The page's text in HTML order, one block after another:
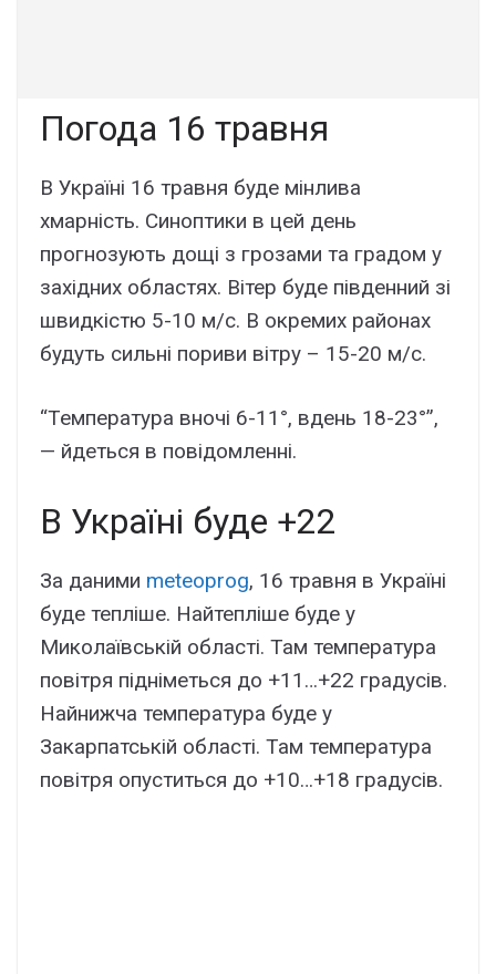
Погода 16 травня
В Україні 16 травня буде мінлива
хмарність. Синоптики в цей день
прогнозують дощі з грозами та градом у
західних областях. Вітер буде південний зі
швидкістю 5-10 м/с. В окремих районах
будуть сильні пориви вітру – 15-20 м/с.
“Температура вночі 6-11°, вдень 18-23°”,
— йдеться в повідомленні.
В Україні буде +22
За даними meteoprog, 16 травня в Україні
буде тепліше. Найтепліше буде у
Миколаївській області. Там температура
повітря підніметься до +11…+22 градусів.
Найнижча температура буде у
Закарпатській області. Там температура
повітря опуститься до +10…+18 градусів.